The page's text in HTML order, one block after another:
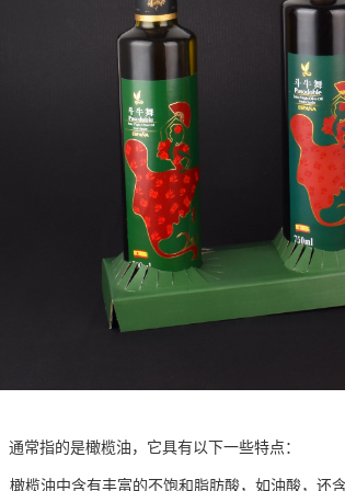
通常指的是橄榄油，它具有以下一些特点：
橄榄油中含有丰富的不饱和脂肪酸，如油酸，还